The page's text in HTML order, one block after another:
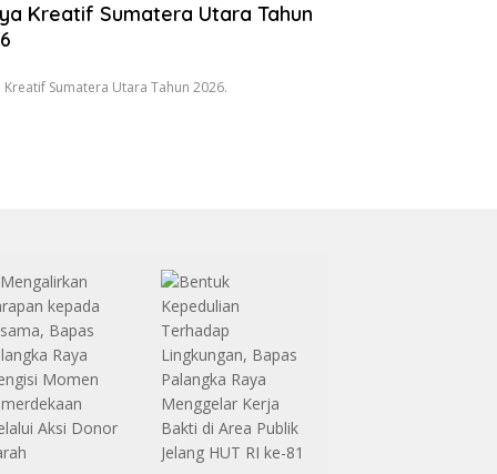
Kreatif Sumatera Utara Tahun
Kreatif Sumatera Utara Tahun 2026.